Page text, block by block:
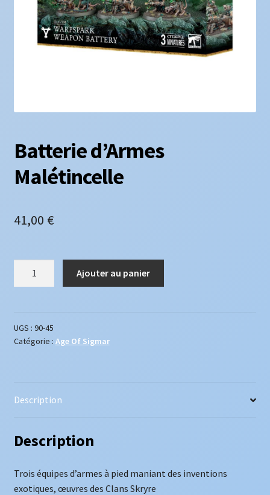
Batterie d’Armes
Malétincelle
41,00 €
Malétincelle
Ajouter au panier
UGS : 90-45
Catégorie : Age Of Sigmar
Description
Description
Trois équipes d’armes à pied maniant des inventions
exotiques, œuvres des Clans Skryre